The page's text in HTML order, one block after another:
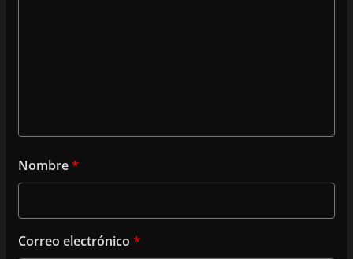
Nombre*
Correo electrónico *